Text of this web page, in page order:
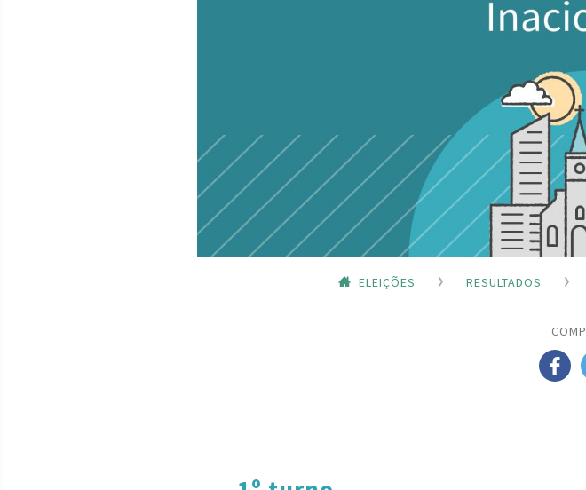
ELEIÇÕES RESULTADOS